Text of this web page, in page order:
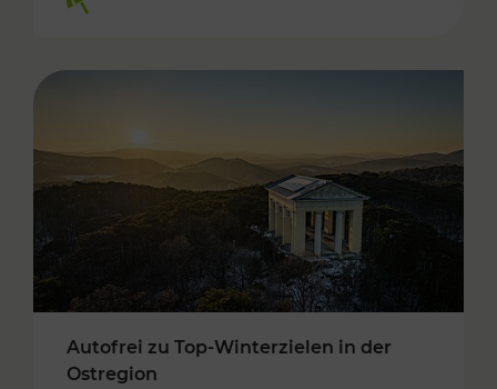
Autofrei zu Top-Winterzielen in der
Ostregion